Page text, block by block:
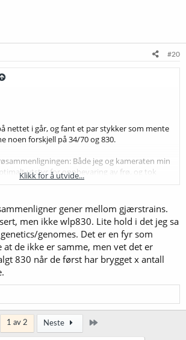
#20
nettet i går, og fant et par stykker som mente
noen forskjell på 34/70 og 830.
Både jeg og kameraten min
utstyr for oppbevaring av frø, og tok
de frøene vi fikk, der. Om vi så seinere
vis, selvføgelig
) opp nye frø fra et som
Men i fjor fikk vi for
noen noen frø fra frøhvelvet på Svalbard,
tomatene våre fremdeles var like de
har en gjær fra et belgisk bryggeri, vil jeg
kan være mer eller mindre forskjellige. Men
det som så vidt jeg forstår er verdens mest
og det er verdens mest brukte gjær,
professor Narziss sin favoritt, forøvrig - kom
i går
.)
Klikk for å utvide...
gener mellom gjærstrains.
men ikke wlp830. Lite hold i det jeg sa
genomes. Det er en fyr som
at de ikke er samme, men vet det er
830 når de først har brygget x antall
1 av 2 Neste